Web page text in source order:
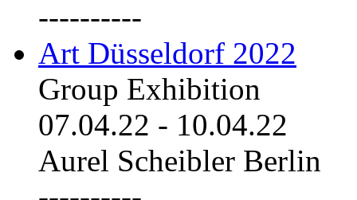
----------
Art Düsseldorf 2022
Group Exhibition
07.04.22 - 10.04.22
Aurel Scheibler Berlin